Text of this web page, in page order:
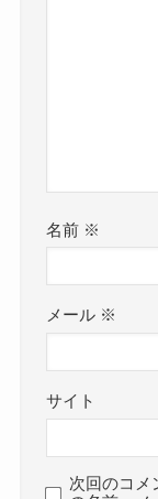
名前 ※
メール ※
サイト
次回のコメ